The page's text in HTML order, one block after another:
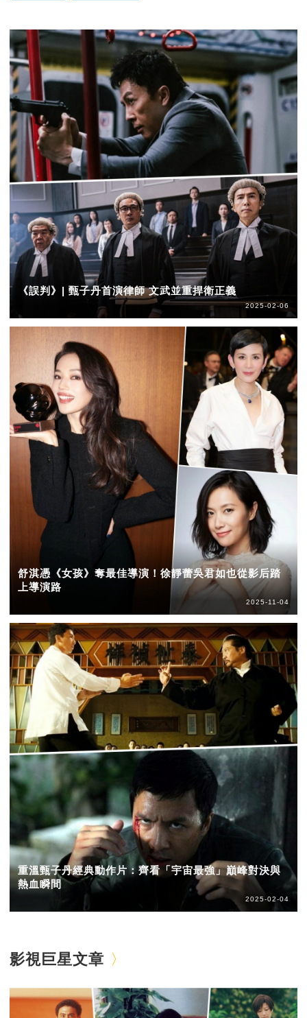
《誤判》| 甄子丹首演律師 文武並重捍衛正義
2025-02-06
舒淇憑《女孩》奪最佳導演！徐靜蕾吳君如也從影后踏
上導演路
2025-11-04
重溫甄子丹經典動作片：齊看「宇宙最強」巔峰對決與
熱血瞬間
2025-02-04
影視巨星文章